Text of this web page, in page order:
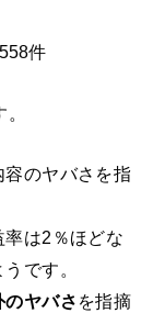
件
のヤバさを指
は2％ほどな
です。
のヤバさ を指摘